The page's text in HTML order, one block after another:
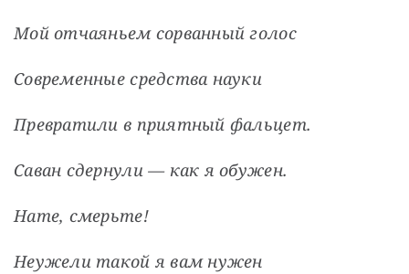
Мой отчаяньем сорванный голос
Современные средства науки
Превратили в приятный фальцет.
Саван сдернули — как я обужен.
Нате, смерьте!
Неужели такой я вам нужен